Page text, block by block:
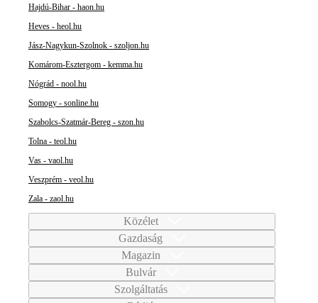
Hajdú-Bihar - haon.hu
Heves - heol.hu
Jász-Nagykun-Szolnok - szoljon.hu
Komárom-Esztergom - kemma.hu
Nógrád - nool.hu
Somogy - sonline.hu
Szabolcs-Szatmár-Bereg - szon.hu
Tolna - teol.hu
Vas - vaol.hu
Veszprém - veol.hu
Zala - zaol.hu
Közélet
Gazdaság
Magazin
Bulvár
Szolgáltatás